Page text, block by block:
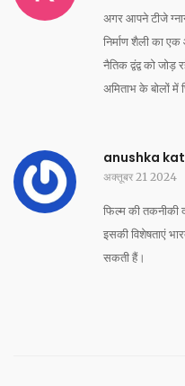
अगर आपने टीजे
निर्माण शैली का
नैतिक द्वंद्व को
अमिताभ के बोलों में
anushka
अक्तूबर 21 2024
फिल्म की तकनीकी
इसकी विशेषताएं
सकती हैं।